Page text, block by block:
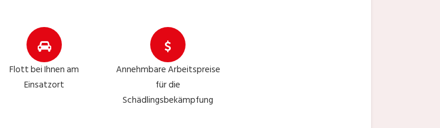
Flott bei Ihnen am
Einsatzort
Annehmbare Arbeitspreise
für die
Schädlingsbekämpfung